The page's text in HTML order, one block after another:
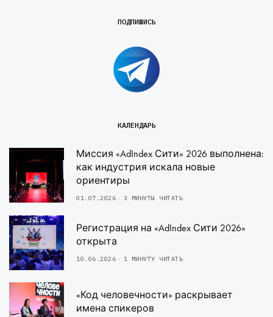
ПОДПИШИСЬ
КАЛЕНДАРЬ
Миссия «AdIndex Сити» 2026 выполнена:
как индустрия искала новые
ориентиры
01.07.2026 3 МИНУТЫ ЧИТАТЬ
Регистрация на «AdIndex Сити 2026»
открыта
10.06.2026 1 МИНУТУ ЧИТАТЬ
«Код человечности» раскрывает
имена спикеров